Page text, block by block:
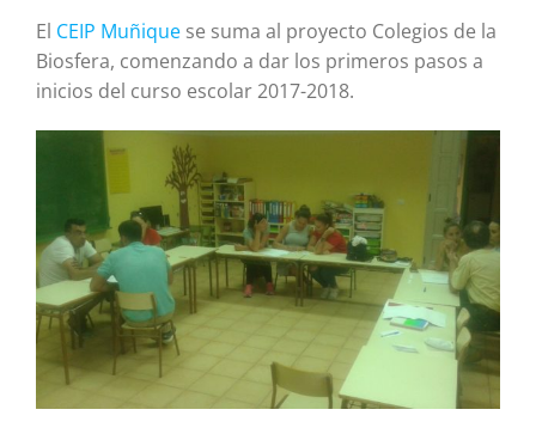
El CEIP Muñique se suma al proyecto Colegios de la
Biosfera, comenzando a dar los primeros pasos a
inicios del curso escolar 2017-2018.